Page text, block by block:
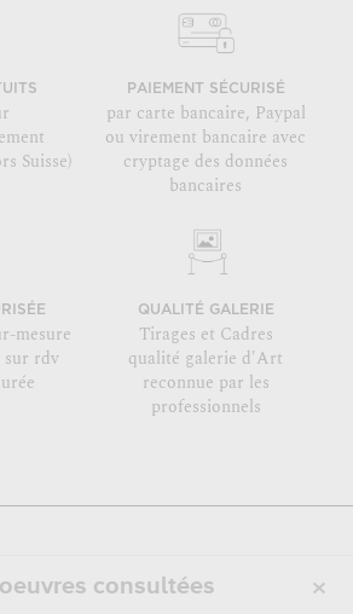
Suisse)
PAIEMENT SÉCURISÉ
par carte bancaire, Paypal
ou virement bancaire avec
cryptage des données
bancaires
mesure
sur rdv
QUALITÉ GALERIE
Tirages et Cadres
qualité galerie d'Art
reconnue par les
professionnels
consultées